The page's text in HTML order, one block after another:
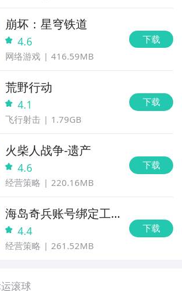
崩坏：星穹铁道
4.6
网络游戏 416.59MB
下载
荒野行动
4.1
飞行射击 1.79GB
下载
火柴人战争-遗产
4.6
经营策略 220.16MB
下载
海岛奇兵账号绑定工
具 4.4
经营策略 261.52MB
下载
滚球